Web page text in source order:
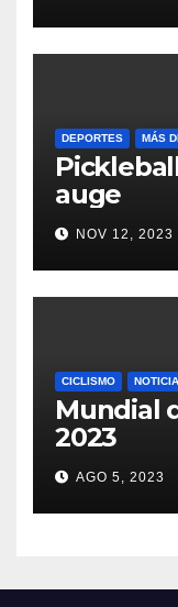
DEPORTES MÁS
auge
NOV 12, 2023
CICLISMO
Mundial
2023
AGO 5, 2023